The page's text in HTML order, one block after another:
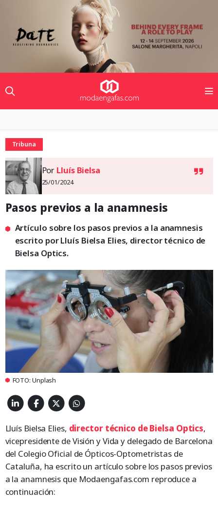
Tribuna
Por Lluís Bielsa
25/01/2024
Pasos previos a la anamnesis
Artículo sobre los pasos previos a la anamnesis
escrito por Lluís Bielsa Elies, director técnico de
Bielsa Optics.
FOTO: Unplash
Lluís Bielsa Elies, director técnico de Bielsa Optics,
vicepresidente de Visión y Vida y delegado de Barcelona
del Colegio Oficial de Ópticos-Optometristas de
Cataluña, ha escrito un artículo sobre los pasos previos
a la anamnesis que Modaengafas.com reproduce a
continuación: